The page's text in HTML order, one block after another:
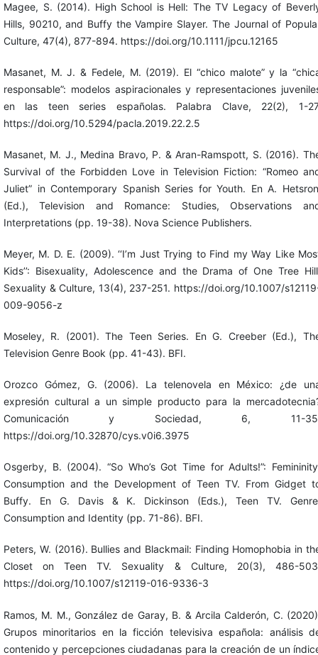
Magee, S. (2014). High School is Hell: The TV Legacy of
Hills, 90210, and Buffy the Vampire Slayer. The Journal of
Culture, 47(4), 877-894. https://doi.org/10.1111/jpcu.12165
Masanet, M. J. & Fedele, M. (2019). El “chico malote” y la
responsable”: modelos aspiracionales y representaciones
en las teen series españolas. Palabra Clave, 22(2), 1-
https://doi.org/10.5294/pacla.2019.22.2.5
Masanet, M. J., Medina Bravo, P. & Aran-Ramspott, S. (2016).
Survival of the Forbidden Love in Television Fiction: “Romeo
Juliet” in Contemporary Spanish Series for Youth. En A.
(Ed.), Television and Romance: Studies, Observations
Interpretations (pp. 19-38). Nova Science Publishers.
Meyer, M. D. E. (2009). ‘‘I’m Just Trying to Find my Way Like
Kids’’: Bisexuality, Adolescence and the Drama of One Tree
Sexuality & Culture, 13(4), 237-251. https://doi.org/10.1007/
009-9056-z
Moseley, R. (2001). The Teen Series. En G. Creeber (Ed.),
Television Genre Book (pp. 41-43). BFI.
Orozco Gómez, G. (2006). La telenovela en México: ¿de
expresión cultural a un simple producto para la
Comunicación y Sociedad, 6, 11-
https://doi.org/10.32870/cys.v0i6.3975
Osgerby, B. (2004). “So Who’s Got Time for Adults!”:
Consumption and the Development of Teen TV. From Gidget
Buffy. En G. Davis & K. Dickinson (Eds.), Teen TV.
Consumption and Identity (pp. 71-86). BFI.
Peters, W. (2016). Bullies and Blackmail: Finding Homophobia in
Closet on Teen TV. Sexuality & Culture, 20(3), 486-
https://doi.org/10.1007/s12119-016-9336-3
Ramos, M. M., González de Garay, B. & Arcila Calderón, C.
Grupos minoritarios en la ficción televisiva española: análisis
contenido y percepciones ciudadanas para la creación de un